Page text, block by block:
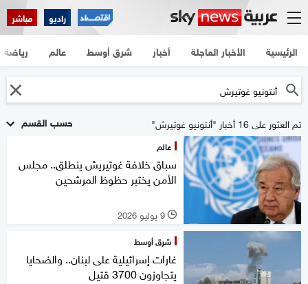
راديو مباشر
الرئيسية الأخبار العاجلة أخبار شرق أوسط عالم رياضة
حسب القسم تم العثور على 16 أخبار "أنتونيو غوتيرش"
عالم
سباق خلافة غوتيريش ينطلق.. مجلس
الأمن يختبر حظوظ المرشحين
l 9 يوليو 2026
شرق أوسط
غارات إسرائيلية على لبنان.. والضحايا
يتجاوزون 3700 قتيل